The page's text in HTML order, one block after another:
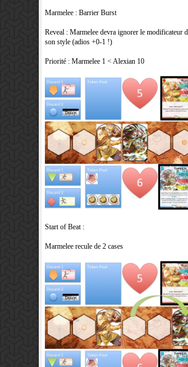
Marmelee : Barrier Burst
Reveal : Marmelee devra ignorer le modificateur
son style (adios +0-1 !)
Priorité : Marmelee 1 < Alexian 10
Start of Beat :
Marmelee recule de 2 cases